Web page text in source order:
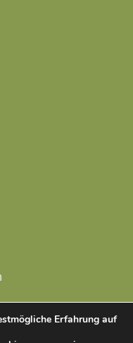
UStG wird keine
Erfahrung auf